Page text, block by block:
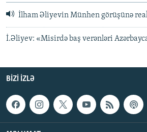
İlham Əliyevin Münhen görüşünə
İ.Əliyev: «Misirdə baş verənləri
BIZI IZLƏ